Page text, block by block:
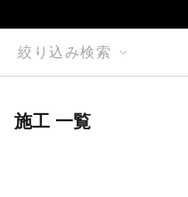
絞り込み検索
施工 一覧